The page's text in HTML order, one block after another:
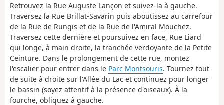
Retrouvez la Rue Auguste Lançon et suivez-la à gauche.
Traversez la Rue Brillat-Savarin puis aboutissez au carrefour
de la Rue de Rungis et de la Rue de l'Amiral Mouchez.
Traversez cette dernière et poursuivez en face, Rue Liard
qui longe, à main droite, la tranchée verdoyante de la Petite
Ceinture. Dans le prolongement de cette rue, montez
l'escalier pour entrer dans le Parc Montsouris. Tournez tout
de suite à droite sur l'Allée du Lac et continuez pour longer
le bassin (soyez attentif à la présence d'oiseaux). À la
fourche, obliquez à gauche.